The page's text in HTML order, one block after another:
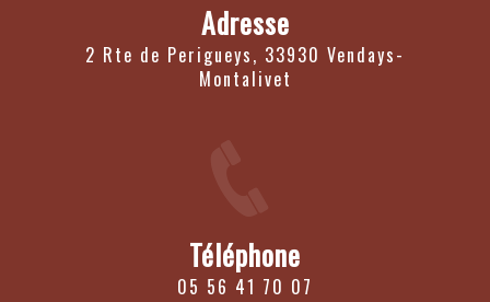
Adresse
2 Rte de Perigueys, 33930 Vendays-
Montalivet
Téléphone
05 56 41 70 07